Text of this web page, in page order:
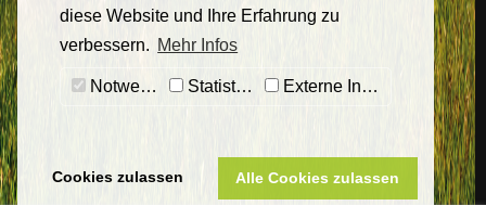
diese Website und Ihre Erfahrung zu
verbessern. Mehr Infos
Notwendig Statistiken Externe Inhalte
Cookies zulassen Alle Cookies zulassen